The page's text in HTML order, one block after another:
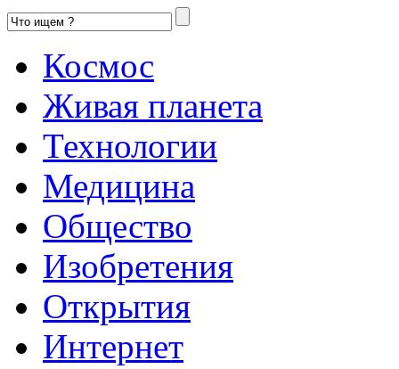
Космос
Живая планета
Технологии
Медицина
Общество
Изобретения
Открытия
Интернет